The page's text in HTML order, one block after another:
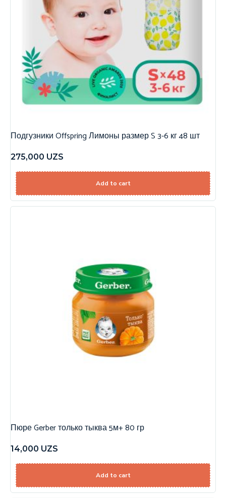
Подгузники Offspring Лимоны размер S 3-6 кг 48 шт
275,000 UZS
Add to cart
Пюре Gerber только тыква 5м+ 80 гр
14,000 UZS
Add to cart